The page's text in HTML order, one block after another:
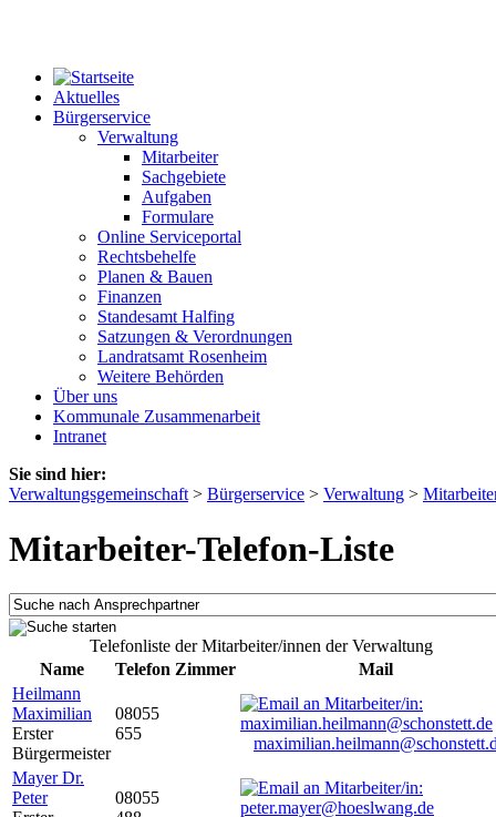
Aktuelles
Bürgerservice
Verwaltung
Mitarbeiter
Sachgebiete
Aufgaben
Formulare
Online Serviceportal
Rechtsbehelfe
Planen & Bauen
Finanzen
Standesamt Halfing
Satzungen & Verordnungen
Landratsamt Rosenheim
Weitere Behörden
Über uns
Kommunale Zusammenarbeit
Intranet
Sie sind hier:
Verwaltungsgemeinschaft > Bürgerservice > Verwaltung >
Mitarbeiter-Telefon-Liste
Telefonliste der Mitarbeiter/innen der Verwaltung
Name
Telefon Zimmer
Mail
Heilmann
Maximilian
Erster
Bürgermeister
08055
655
Mayer Dr.
Peter
08055